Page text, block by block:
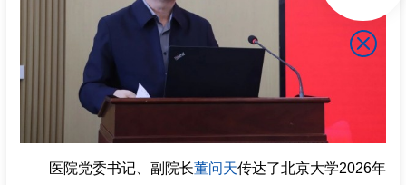
医院党委书记、副院长董问天传达了北京大学2026年